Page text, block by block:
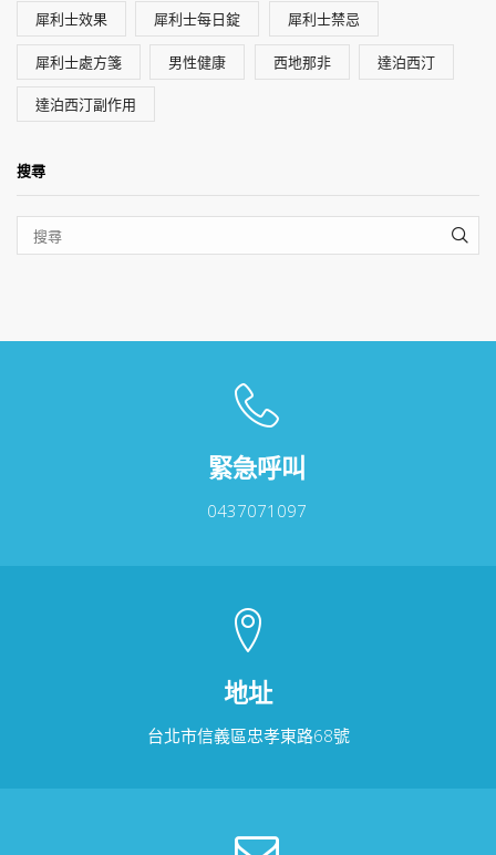
犀利士效果 犀利士每日錠 犀利士禁忌
犀利士處方箋 男性健康 西地那非 達泊西汀
達泊西汀副作用
搜尋
緊急呼叫
0437071097
地址
台北市信義區忠孝東路68號